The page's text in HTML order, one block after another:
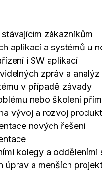
zákazníkům
aplikací a systémů u
i SW aplikací
zpráv a analýz
v případě závady
nebo školení
vývoj a rozvoj
nových řešení
kolegy a odděleními
úprav a menších